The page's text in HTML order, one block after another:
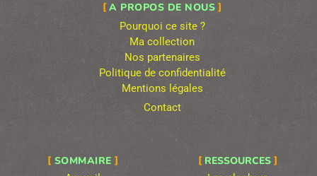
A PROPOS DE NOUS
Pourquoi ce site ?
Ma collection
Nos partenaires
Politique de confidentialité
Mentions légales
Contact
SOMMAIRE RESSOURCES